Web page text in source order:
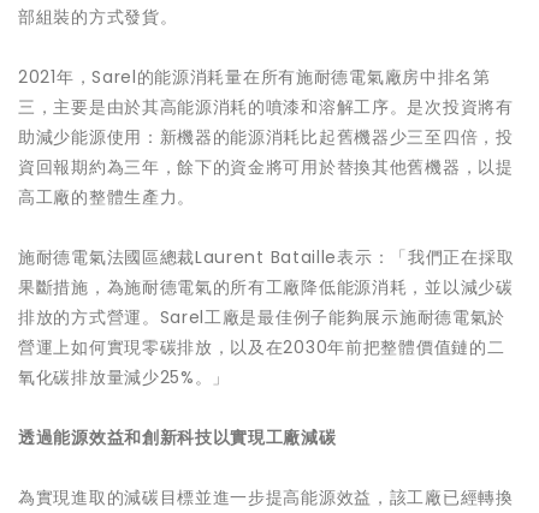
部組裝的方式發貨。
2021年，Sarel的能源消耗量在所有施耐德電氣廠房中排名第
三，主要是由於其高能源消耗的噴漆和溶解工序。是次投資將有
助減少能源使用：新機器的能源消耗比起舊機器少三至四倍，投
資回報期約為三年，餘下的資金將可用於替換其他舊機器，以提
高工廠的整體生產力。
施耐德電氣法國區總裁Laurent Bataille表示：「我們正在採取
果斷措施，為施耐德電氣的所有工廠降低能源消耗，並以減少碳
排放的方式營運。Sarel工廠是最佳例子能夠展示施耐德電氣於
營運上如何實現零碳排放，以及在2030年前把整體價值鏈的二
氧化碳排放量減少25%。」
透過能源效益和創新科技以實現工廠減碳
為實現進取的減碳目標並進一步提高能源效益，該工廠已經轉換